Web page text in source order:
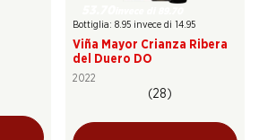
Bottiglia: 8.95 invece di 14.95
Viña Mayor Crianza Ribera
del Duero DO
2022
(28)